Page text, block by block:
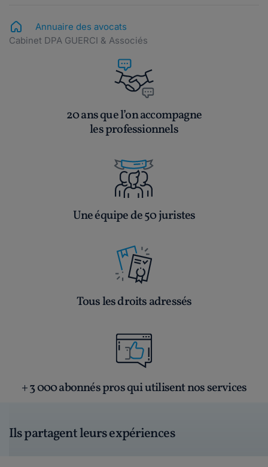
Annuaire des avocats
Cabinet DPA GUERCI & Associés
20 ans que l’on accompagne
les professionnels
Une équipe de 50 juristes
Tous les droits adressés
+ 3 000 abonnés pros qui utilisent nos services
Ils partagent leurs expériences